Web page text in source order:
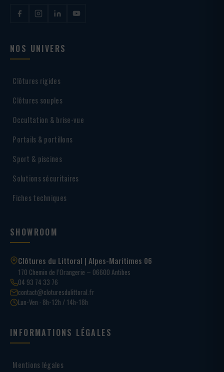
NOS UNIVERS
Clôtures rigides
Clôtures souples
Occultation & brise-vue
Portails & portillons
Sport & piscines
Solutions sécuritaires
Fiches techniques
SHOWROOM
Clôtures du Littoral | Alpes-Maritimes 06
170 Chemin de l’Orangerie – 06600 Antibes
04 93 74 33 76
contact@cloturesdulittoral.fr
Lun-Ven · 8h-12h / 14h-18h
INFORMATIONS LÉGALES
Mentions légales